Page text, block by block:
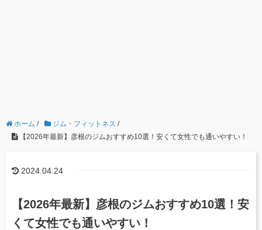
ホーム / ジム・フィットネス /
【2026年最新】彦根のジムおすすめ10選！安くて女性でも通いやすい！
2024.04.24
【2026年最新】彦根のジムおすすめ10選！安
くて女性でも通いやすい！